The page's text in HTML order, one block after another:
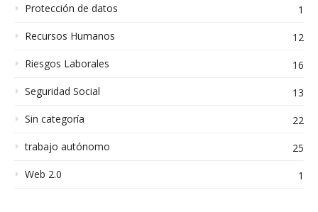
Protección de datos
1
Recursos Humanos
12
Riesgos Laborales
16
Seguridad Social
13
Sin categoría
22
trabajo autónomo
25
Web 2.0
1